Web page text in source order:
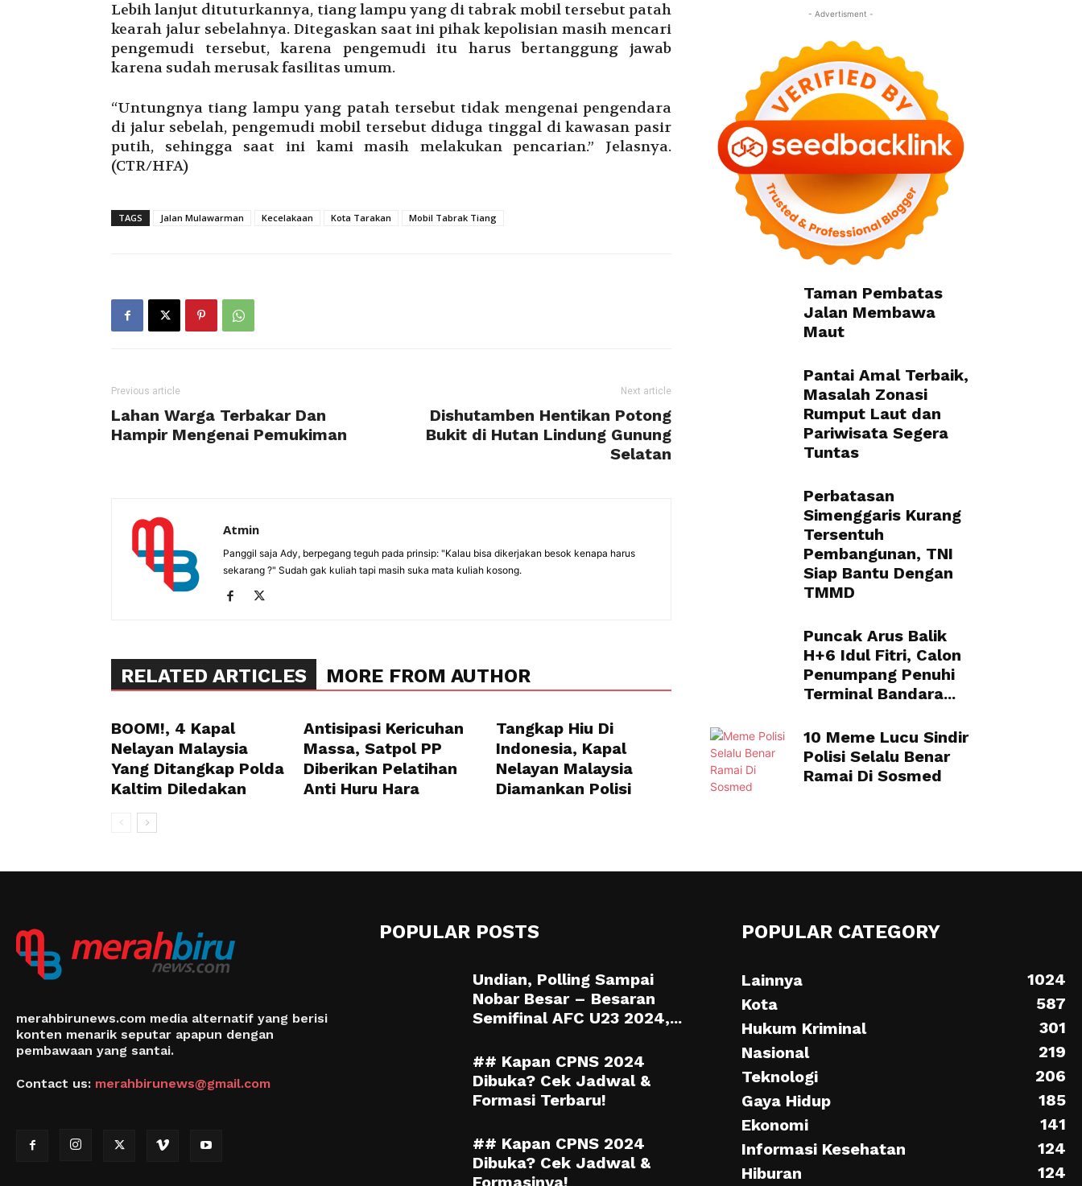
Lebih lanjut dituturkannya, tiang lampu yang di tabrak mobil tersebut patah
kearah jalur sebelahnya. Ditegaskan saat ini pihak kepolisian masih mencari
pengemudi tersebut, karena pengemudi itu harus bertanggung jawab
karena sudah merusak fasilitas umum.
“Untungnya tiang lampu yang patah tersebut tidak mengenai pengendara
di jalur sebelah, pengemudi mobil tersebut diduga tinggal di kawasan pasir
putih, sehingga saat ini kami masih melakukan pencarian.” Jelasnya.
(CTR/HFA)
TAGS Jalan Mulawarman Kecelakaan Kota Tarakan Mobil Tabrak Tiang
Previous article
Lahan Warga Terbakar Dan
Hampir Mengenai Pemukiman
Next article
Dishutamben Hentikan Potong
Bukit di Hutan Lindung Gunung
Selatan
Atmin
Panggil saja Ady, berpegang teguh pada prinsip: "Kalau bisa dikerjakan besok kenapa harus
sekarang ?" Sudah gak kuliah tapi masih suka mata kuliah kosong.
RELATED ARTICLES MORE FROM AUTHOR
BOOM!, 4 Kapal
Nelayan Malaysia
Yang Ditangkap Polda
Kaltim Diledakan
Antisipasi Kericuhan
Massa, Satpol PP
Diberikan Pelatihan
Anti Huru Hara
Tangkap Hiu Di
Indonesia, Kapal
Nelayan Malaysia
Diamankan Polisi
- Advertisment -
Taman Pembatas
Jalan Membawa
Maut
Pantai Amal Terbaik,
Masalah Zonasi
Rumput Laut dan
Pariwisata Segera
Tuntas
Perbatasan
Simenggaris Kurang
Tersentuh
Pembangunan, TNI
Siap Bantu Dengan
TMMD
Puncak Arus Balik
H+6 Idul Fitri, Calon
Penumpang Penuhi
Terminal Bandara...
10 Meme Lucu Sindir
Polisi Selalu Benar
Ramai Di Sosmed
merahbirunews.com media alternatif yang berisi
konten menarik seputar apapun dengan
pembawaan yang santai.
Contact us: merahbirunews@gmail.com
POPULAR POSTS
Undian, Polling Sampai
Nobar Besar – Besaran
Semifinal AFC U23 2024,...
## Kapan CPNS 2024
Dibuka? Cek Jadwal &
Formasi Terbaru!
## Kapan CPNS 2024
Dibuka? Cek Jadwal &
Formasinya!
POPULAR CATEGORY
Lainnya
1024
Kota
587
Hukum Kriminal
301
Nasional
219
Teknologi
206
Gaya Hidup
185
Ekonomi
141
Informasi Kesehatan
124
Hiburan
124